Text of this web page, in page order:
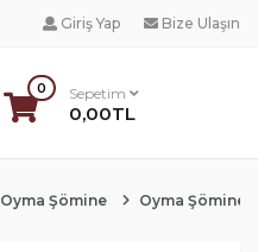
Giriş Yap Bize Ulaşın
0 Sepetim
0,00TL
Oyma Şömine Oyma Şömine